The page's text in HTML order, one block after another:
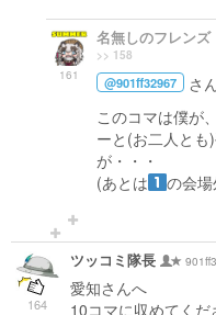
161
名無しのフレンズ
>> 158
@901ff32967
さ
このコマは僕が
ーと(お二人とも
が・・・
(あとは
の会
164
ツッコミ隊長
愛知さんへ
10コマに収めてく